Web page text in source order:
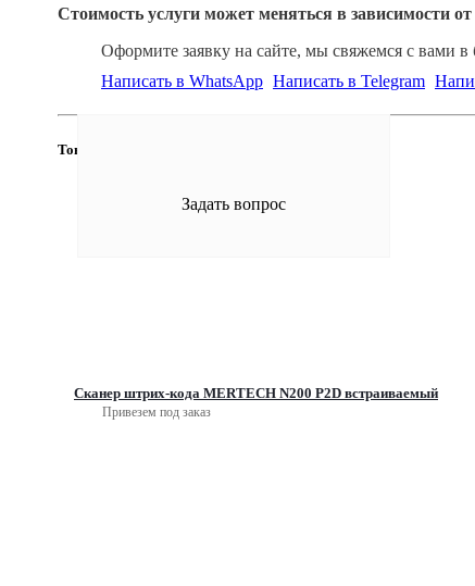
Стоимость услуги может меняться в зависимости
Оформите заявку на сайте, мы свяжемся с вами
Написать в WhatsApp Написать в Telegram
Задать вопрос
Товары
Сканер штрих-кода MERTECH N200 P2D встраиваемый
Привезем под заказ